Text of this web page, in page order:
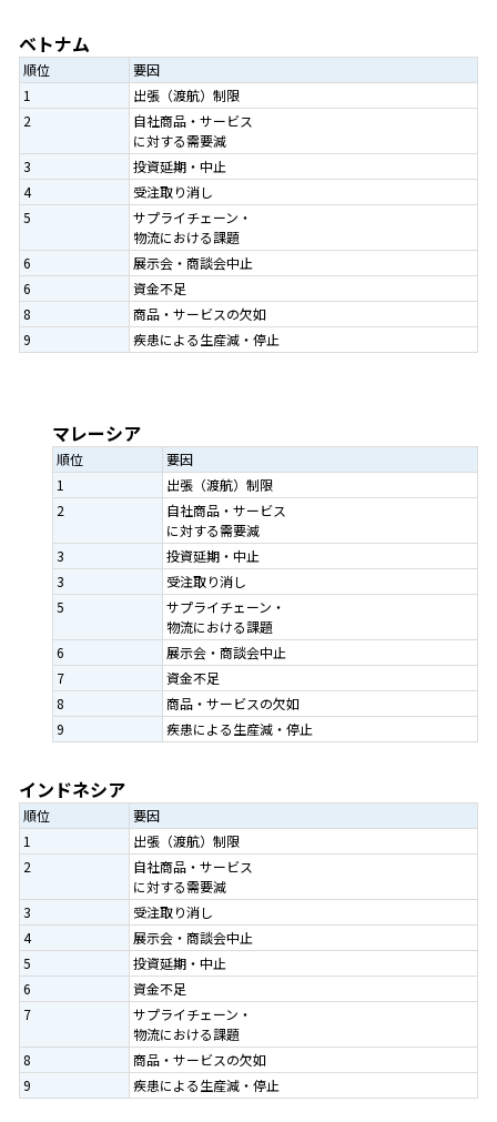
ベトナム
順位
要因
1
出張（渡航）制限
2
自社商品・サービス
に対する需要減
3
投資延期・中止
4
受注取り消し
5
サプライチェーン・
物流における課題
6
展示会・商談会中止
6
資金不足
8
商品・サービスの欠如
9
疾患による生産減・停止
マレーシア
順位
要因
1
出張（渡航）制限
2
自社商品・サービス
に対する需要減
3
投資延期・中止
3
受注取り消し
5
サプライチェーン・
物流における課題
6
展示会・商談会中止
7
資金不足
8
商品・サービスの欠如
9
疾患による生産減・停止
インドネシア
順位
要因
1
出張（渡航）制限
2
自社商品・サービス
に対する需要減
3
受注取り消し
4
展示会・商談会中止
5
投資延期・中止
6
資金不足
7
サプライチェーン・
物流における課題
8
商品・サービスの欠如
9
疾患による生産減・停止